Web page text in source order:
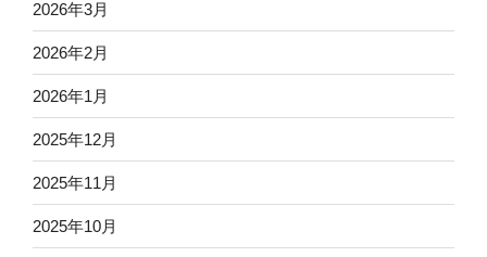
2026年3月
2026年2月
2026年1月
2025年12月
2025年11月
2025年10月